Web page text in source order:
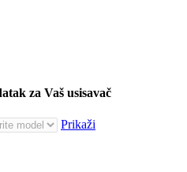
za Vaš usisavač
Prikaži